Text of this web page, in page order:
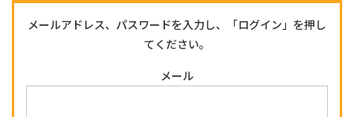
メールアドレス、パスワードを入力し、「ログイン」を押し
てください。
メール